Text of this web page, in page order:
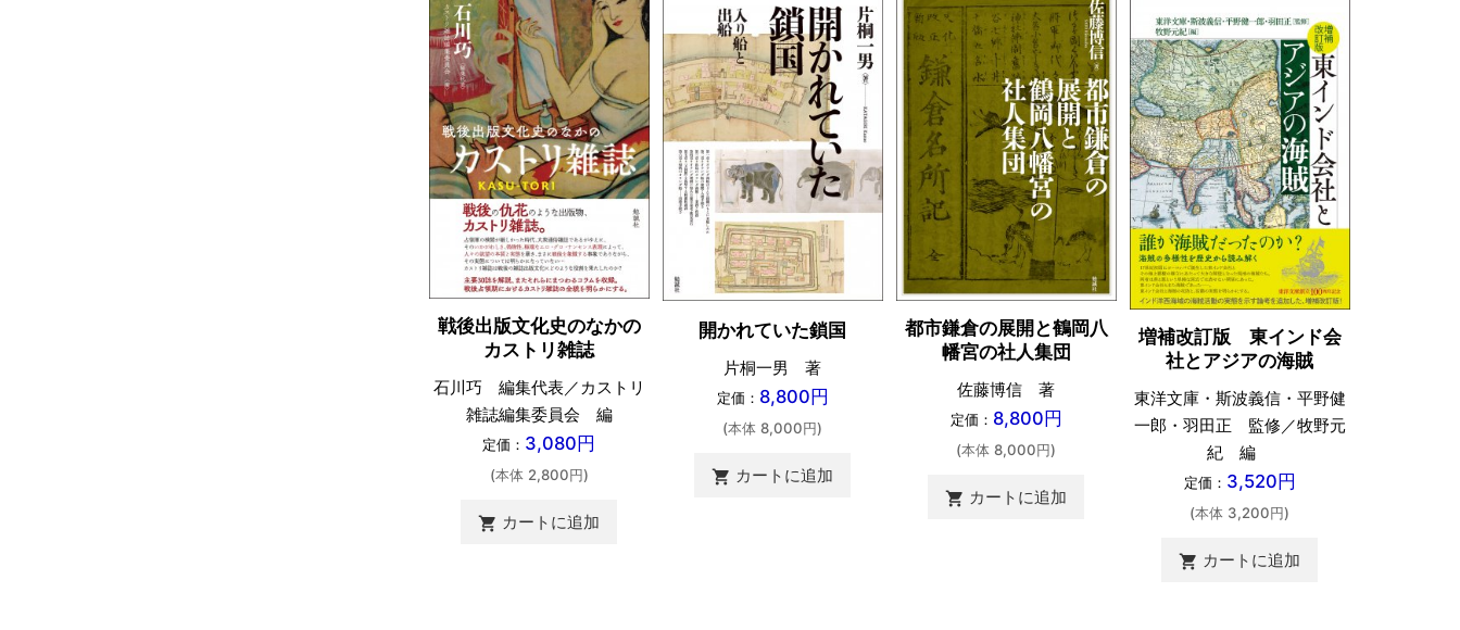
戦後出版文化史のなかの
カストリ雑誌
石川巧 編集代表／カストリ
雑誌編集委員会 編
定価： 3,080円
(本体 2,800円)
shopping_cart カートに追加
開かれていた鎖国
片桐一男 著
定価： 8,800円
(本体 8,000円)
shopping_cart カートに追加
都市鎌倉の展開と鶴岡八
幡宮の社人集団
佐藤博信 著
定価： 8,800円
(本体 8,000円)
shopping_cart カートに追加
増補改訂版 東インド会
社とアジアの海賊
東洋文庫・斯波義信・平野健
一郎・羽田正 監修／牧野元
紀 編
定価： 3,520円
(本体 3,200円)
shopping_cart カートに追加